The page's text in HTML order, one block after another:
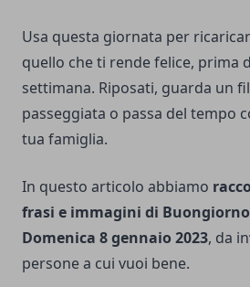
Usa questa giornata per
quello che ti rende felice, prima
settimana. Riposati, guarda un
passeggiata o passa del tempo
tua famiglia.
In questo articolo abbiamo
frasi e immagini di
Domenica 8 gennaio 2023, da
persone a cui vuoi bene.